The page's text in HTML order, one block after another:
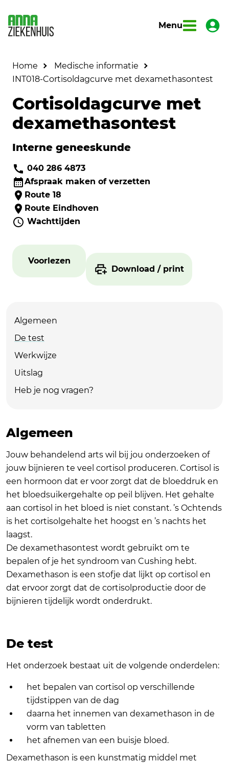
Menu
Home
Medische informatie
INT018-Cortisoldagcurve met dexamethasontest
Cortisoldagcurve met
dexamethasontest
Interne geneeskunde
040 286 4873
Afspraak maken of verzetten
Route 18
Route Eindhoven
Wachttijden
Voorlezen
Download / print
Algemeen
De test
Werkwijze
Uitslag
Heb je nog vragen?
Algemeen
Jouw behandelend arts wil bij jou onderzoeken of
jouw bijnieren te veel cortisol produceren. Cortisol is
een hormoon dat er voor zorgt dat de bloeddruk en
het bloedsuikergehalte op peil blijven. Het gehalte
aan cortisol in het bloed is niet constant. ’s Ochtends
is het cortisolgehalte het hoogst en ’s nachts het
laagst.
De dexamethasontest wordt gebruikt om te
bepalen of je het syndroom van Cushing hebt.
Dexamethason is een stofje dat lijkt op cortisol en
dat ervoor zorgt dat de cortisolproductie door de
bijnieren tijdelijk wordt onderdrukt.
De test
Het onderzoek bestaat uit de volgende onderdelen:
het bepalen van cortisol op verschillende
tijdstippen van de dag
daarna het innemen van dexamethason in de
vorm van tabletten
het afnemen van een buisje bloed.
Dexamethason is een kunstmatig middel met